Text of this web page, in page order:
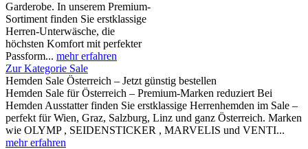
Garderobe. In unserem Premium-
Sortiment finden Sie erstklassige
Herren-Unterwäsche, die
höchsten Komfort mit perfekter
Passform... mehr erfahren
Zur Kategorie Sale
Hemden Sale Österreich – Jetzt günstig bestellen
Hemden Sale für Österreich – Premium-Marken reduziert Bei
Hemden Ausstatter finden Sie erstklassige Herrenhemden im Sale –
perfekt für Wien, Graz, Salzburg, Linz und ganz Österreich. Marken
wie OLYMP , SEIDENSTICKER , MARVELIS und VENTI...
mehr erfahren